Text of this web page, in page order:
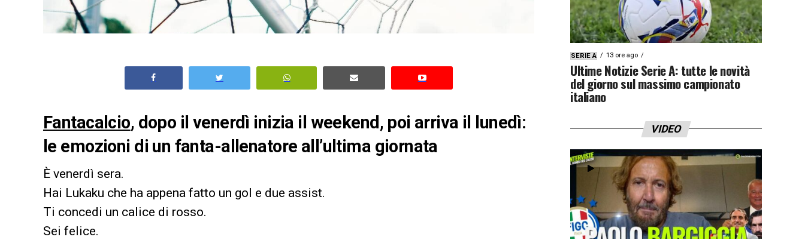
Fantacalcio, dopo il venerdì inizia il weekend, poi arriva il lunedì:
le emozioni di un fanta-allenatore all’ultima giornata
È venerdì sera.
Hai Lukaku che ha appena fatto un gol e due assist.
Ti concedi un calice di rosso.
Sei felice.
SERIE A 13 ore ago
Ultime Notizie Serie A: tutte le novità
del giorno sul massimo campionato
italiano
VIDEO